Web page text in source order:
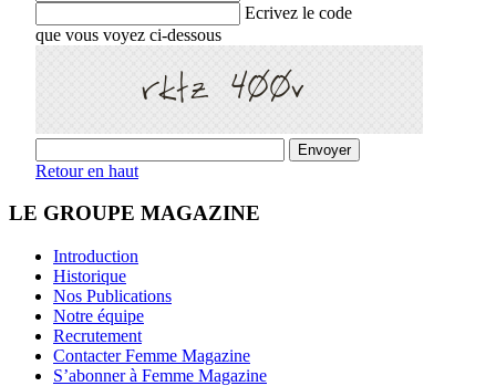
Ecrivez le code
que vous voyez ci-dessous
Retour en haut
LE GROUPE MAGAZINE
Introduction
Historique
Nos Publications
Notre équipe
Recrutement
Contacter Femme Magazine
S’abonner à Femme Magazine